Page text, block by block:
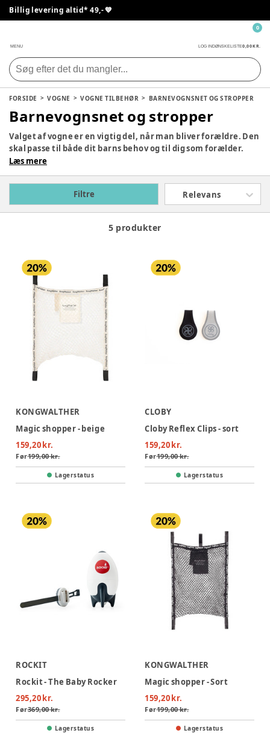
Billig levering altid* 49,- 💙
MENU LOG INDØNSKELISTE0,00 KR.
0
FORSIDE VOGNE VOGNE TILBEHØR BARNEVOGNSNET OG STROPPER
Barnevognsnet og stropper
Valget af vogne er en vigtig del, når man bliver forældre. Den
skal passe til både dit barns behov og til dig som forælder.
Derfor er det vigtigt at gøre sig overvejelser om, hvad
hvilken type vogn I er ude efter, kan du finde smart og
praktisk tilbehør, som vil være en stor hjælp i hverdagen. Se
vores store udvalg af vogne til børn herunder.
Læs mere
Filtre Relevans
5 produkter
KONGWALTHER
Magic shopper - beige
159,20 kr.
Før199,00 kr.
Lagerstatus
CLOBY
Cloby Reflex Clips - sort
159,20 kr.
Før199,00 kr.
Lagerstatus
ROCKIT
Rockit - The Baby Rocker
295,20 kr.
Før369,00 kr.
Lagerstatus
KONGWALTHER
Magic shopper - Sort
159,20 kr.
Før199,00 kr.
Lagerstatus